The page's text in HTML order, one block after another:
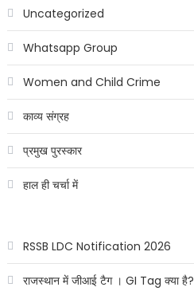
Uncategorized
Whatsapp Group
Women and Child Crime
काव्य संग्रह
प्रमुख पुरस्कार
हाल ही चर्चा में
RSSB LDC Notification 2026
राजस्थान में जीआई टैग । GI Tag क्या है?